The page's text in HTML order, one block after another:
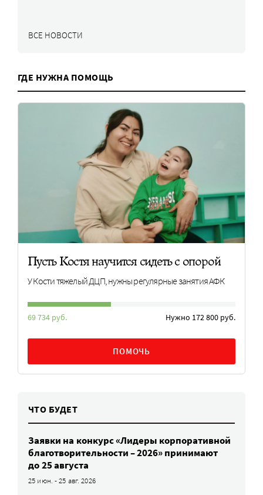
ВСЕ НОВОСТИ
ГДЕ НУЖНА ПОМОЩЬ
Пусть Костя научится сидеть с опорой
У Кости тяжелый ДЦП, нужны регулярные занятия АФК
69 734 руб. Нужно 172 800 руб.
ПОМОЧЬ
ЧТО БУДЕТ
Заявки на конкурс «Лидеры корпоративной
благотворительности – 2026» принимают
до 25 августа
25 июн. - 25 авг. 2026